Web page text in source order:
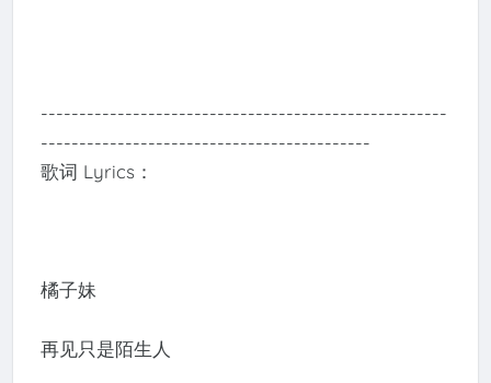
-----------------------------------------------------
-------------------------------------------
歌词 Lyrics：
橘子妹
再见只是陌生人